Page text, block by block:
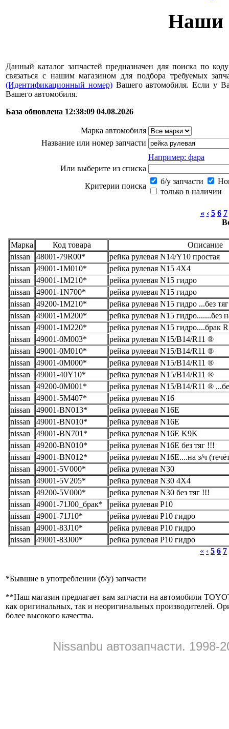
Наши
Данный каталог запчастей предназначен для поиска по
связаться с нашим магазином для подбора требуемых
(Идентификационный номер)Вашего автомобиля. Если у
Вашего автомобиля.
База обновлена 12:38:09 04.08.2026
Марка автомобиля
Название или номер запчасти
Например: фара
Или выберите из списка
Критерии поиска
б/у запчасти
только в наличии
« ‹ 5 6 7
Марка Код товара
Описание
nissan
48001-79R00*
рейка рулевая N14/Y10 простая
nissan
49001-1M010*
рейка рулевая N15 4X4
nissan
49001-1M210*
рейка рулевая N15 гидро
nissan
49001-1N700*
рейка рулевая N15 гидро
nissan
49200-1M210*
рейка рулевая N15 гидро ...без
nissan
49001-1M200*
рейка рулевая N15 гидро.......без
nissan
49001-1M220*
рейка рулевая N15 гидро....брак
nissan
49001-0M003*
рейка рулевая N15/B14/R11 ®
nissan
49001-0M010*
рейка рулевая N15/B14/R11 ®
nissan
49001-0M000*
рейка рулевая N15/B14/R11 ®
nissan
49001-40Y10*
рейка рулевая N15/B14/R11 ®
nissan
49200-0M001*
рейка рулевая N15/B14/R11 ®
nissan
49001-5M407*
рейка рулевая N16
nissan
49001-BN013*
рейка рулевая N16E
nissan
49001-BN010*
рейка рулевая N16E
nissan
49001-BN701*
рейка рулевая N16E K9K
nissan
49200-BN010*
рейка рулевая N16E без тяг !!!
nissan
49001-BN012*
рейка рулевая N16E....на з/ч
nissan
49001-5V000*
рейка рулевая N30
nissan
49001-5V205*
рейка рулевая N30 4X4
nissan
49200-5V000*
рейка рулевая N30 без тяг !!!
nissan
49001-71J00_брак*
рейка рулевая P10
nissan
49001-71J10*
рейка рулевая P10 гидро
nissan
49001-83J10*
рейка рулевая P10 гидро
nissan
49001-83J00*
рейка рулевая P10 гидро
« ‹ 5 6 7
*Бывшие в употреблении (б/y) запчасти
**Наш магазин предлагает вам запчасти на автомобили
как оригинальных, так и неоригинальных производителей.
более высокого качества.
Nissanbu автозапчасти. 1998-